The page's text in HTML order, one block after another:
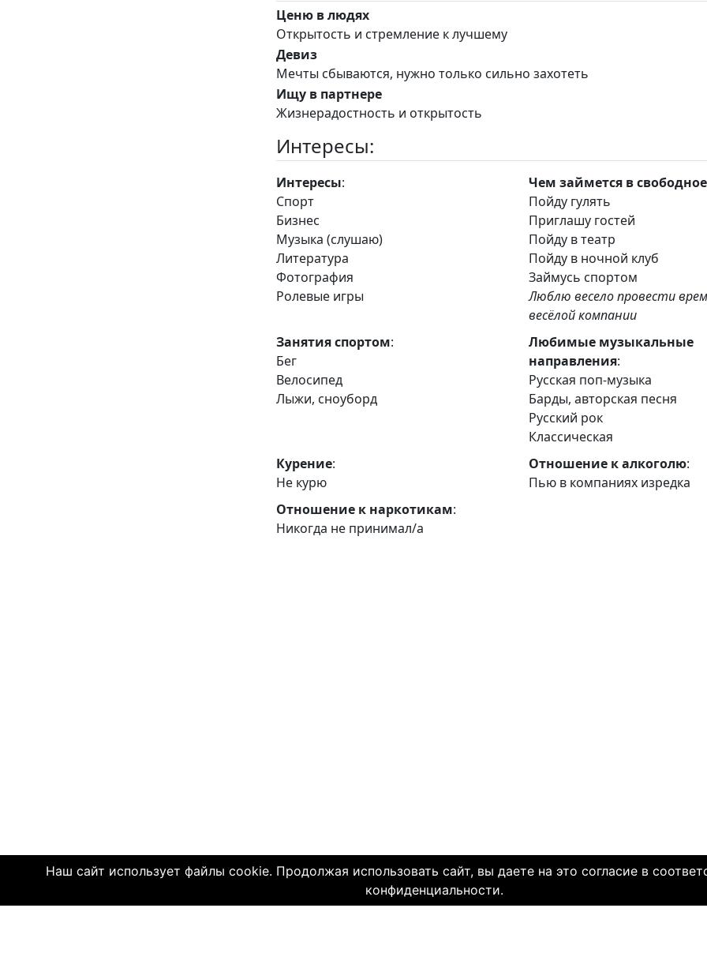
Наш сайт использует файлы cookie. Продолжая использовать сайт, вы даете на это согласие в
конфиденциальности.
Ценю в людях
Открытость и стремление к лучшему
Девиз
Мечты сбываются, нужно только сильно захотеть
Ищу в партнере
Жизнерадостность и открытость
Интересы:
Интересы:
Спорт
Бизнес
Музыка (слушаю)
Литература
Фотография
Ролевые игры
Чем займется в
Пойду гулять
Приглашу гостей
Пойду в театр
Пойду в ночной клуб
Займусь спортом
Люблю весело провести
весёлой компании
Занятия спортом:
Бег
Велосипед
Лыжи, сноуборд
Любимые музыкальные
направления:
Русская поп-музыка
Барды, авторская песня
Русский рок
Классическая
Курение:
Не курю
Отношение к алкоголю:
Пью в компаниях изредка
Отношение к наркотикам:
Никогда не принимал/а
© 2004—2026 Click4.net
О НАС
МЫ В СОЦ. СЕТЯХ